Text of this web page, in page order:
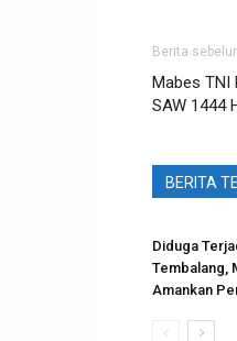
Berita
Mabes TNI
SAW 1444
BERITA
Diduga
Tembalang,
Amankan